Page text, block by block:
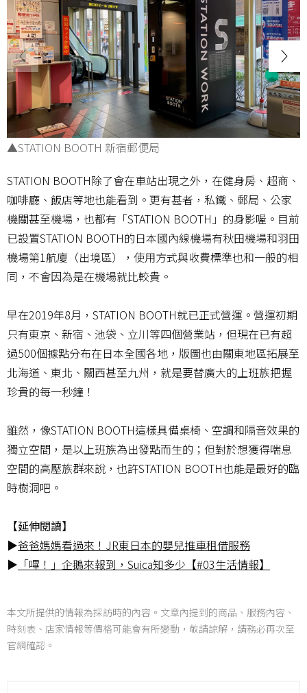
▲STATION BOOTH 新宿郵便局
STATION BOOTH除了會在車站出現之外，在健身房、超商、
咖啡廳、飯店等地也能看到。更有甚者，私鐵、郵局、公家
機關甚至機場，也都有「STATION BOOTH」的身影喔。目前
已設置STATION BOOTH的日本國內線機場有秋田機場和羽田
機場第1航廈（出境區），使用方式與收費標準也和一般的相
同，不會因為是在機場就比較貴。
早在2019年8月，STATION BOOTH就已正式營運。營運初期
只有東京、新宿、池袋、立川等四個營業站，但現在已有超
過500個據點分布在日本全國各地，版圖也由關東地區拓展至
北海道、東北、關西甚至九州，就是要替廣大的上班族把握
珍貴的每一秒鐘！
雖然，像STATION BOOTH這樣具備桌椅、空調和隔音效果的
獨立空間，是以上班族為出發點而生的；但對於想獲得喘息
空間的高壓族群來說，也許STATION BOOTH也能是最好的臨
時樹洞吧。
【延伸閱讀】
▶爸爸媽媽看過來！JR東日本的嬰兒推車租借服務
▶ 「嗶！」企鵝來報到，Suica知多少【#03生活情報】
本文所提供的情報為採訪時的內容。文章內提到的商品、服務內容、
時刻表、店家情報等價格可能會有所變動，敬請諒解，請務必再次至
官網確認。